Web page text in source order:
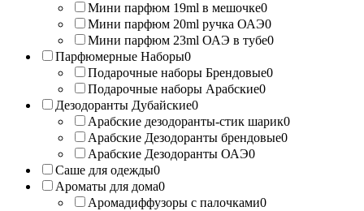
Мини парфюм 19ml в мешочке0
Мини парфюм 20ml ручка ОАЭ0
Мини парфюм 23ml ОАЭ в тубе0
Парфюмерные Наборы0
Подарочные наборы Брендовые0
Подарочные наборы Арабские0
Дезодоранты Дубайские0
Арабские дезодоранты-стик шарик0
Арабские Дезодоранты брендовые0
Арабские Дезодоранты ОАЭ0
Саше для одежды0
Ароматы для дома0
Аромадиффузоры с палочками0